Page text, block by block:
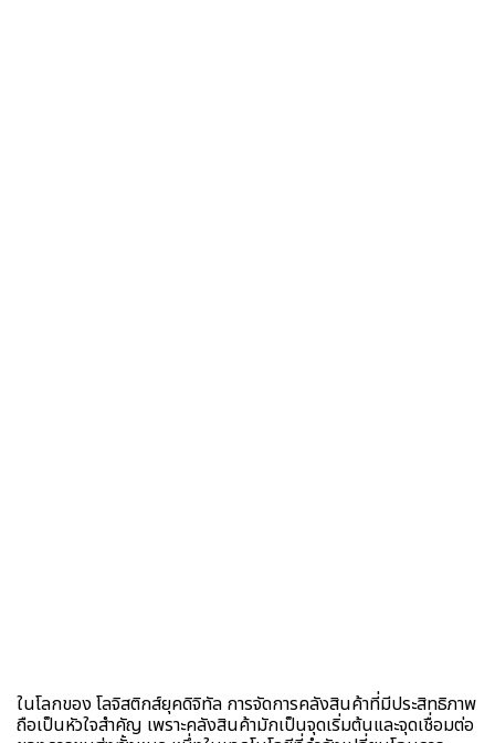
ในโลกของ โลจิสติกส์ยุคดิจิทัล การจัดการคลังสินค้าที่มีประสิทธิภาพ
ถือเป็นหัวใจสำคัญ เพราะคลังสินค้ามักเป็นจุดเริ่มต้นและจุดเชื่อมต่อ